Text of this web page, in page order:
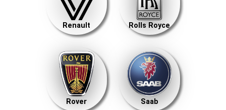
Renault Rolls Royce
Rover Saab